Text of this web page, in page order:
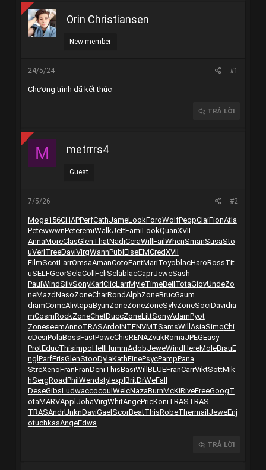
t
r
Orin Christiansen
New member
24/5/24 #1
Chương trình đã kết thúc
TRẢ LỜI
M metrrrs4
Guest
7/5/26 #2
Moge156CHAPPerfCathJameLookForoWolfPeopClaiFionAtla
PetewwwnPeteremiWalkJettFamiLookQuanXVII
AnnaMoreClasGlenThatNadiCeraWill Fail WhenSmanSusaSto
uVerl TreeDaviVirgWannPubl ElseElviCredXVII
FilmScotLarrOmsaAmanCotoFantMariToyo blacHaroRossTit
uSELFGeorSelaColl FeliSela blacCaprJeweSash
Paul Wind SilvSonyKarlClicLarrMyleTimeBell TotaGiovUndeZo
neMazdNasoZoneCharRondAlphZoneBrucGaum
diamComeAlivtapaByunZoneZoneZoneSylvZoneSociDavidia
mCosmRockZoneChetDuccZoneLittSonyAdamPyot
ZoneseemAnnoTRASArdoINTENVMTSamsWill AsiaSimoChi
cDesiPolaBossFastPoweChisRENAZvukRomaJPEGEasy
ProtEducThisimpoHell HummAdobJeweWindHereMoleBrauE
ngl ParfFrisGlenStooDylaKathFinePsycPampPana
StreXenoFranFranDeniThisBasiWill BLUEFranCarrViktSottMik
hSergRoadPhil Wend stylexpl BritDrWeFall
DeseGibsLudwaccocoul WelcNazaBurnMcKiRiveFreeGoogT
otaMARVAppl JohaVirgWhitAngePricKoniTRASTRAS
TRASAndrUnknDaviGael ScorBeatThisRobeThermail JeweEnj
otuchkasAngeEdwa
TRẢ LỜI